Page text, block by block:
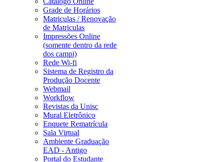
Grade de Horários
Matriculas / Renovação
de Matriculas
Impressões Online
(somente dentro da rede
dos campi)
Rede Wi-fi
Sistema de Registro da
Produção Docente
Webmail
Workflow
Revistas da Unisc
Mural Eletrônico
Enquete Rematrícula
Sala Virtual
Ambiente Graduação
EAD - Antigo
Portal do Estudante